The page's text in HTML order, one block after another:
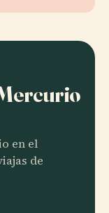
en el
de